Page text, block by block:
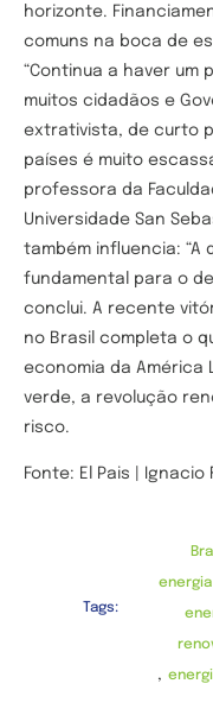
horizonte.
comuns na boca de
“Continua a haver um
muitos cidadãos e
extrativista, de curto
países é muito
professora da
Universidade San
também influencia: “A
fundamental para o
conclui. A recente
no Brasil completa o
economia da América
verde, a revolução
risco.
Fonte: El Pais | Ignacio
Tags:
,